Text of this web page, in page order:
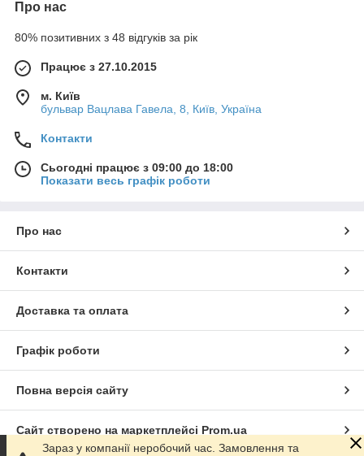
Про нас
80% позитивних з 48 відгуків за рік
Працює з 27.10.2015
м. Київ
бульвар Вацлава Гавела, 8, Київ, Україна
Контакти
Сьогодні працює з 09:00 до 18:00
Показати весь графік роботи
Про нас
Контакти
Доставка та оплата
Графік роботи
Повна версія сайту
Сайт створено на маркетплейсі Prom.ua
Зараз у компанії неробочий час. Замовлення та